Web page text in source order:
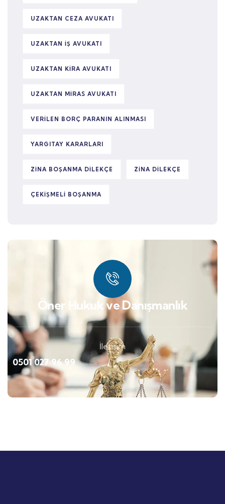
UZAKTAN CEZA AVUKATI
UZAKTAN IŞ AVUKATI
UZAKTAN KIRA AVUKATI
UZAKTAN MIRAS AVUKATI
VERILEN BORÇ PARANIN ALINMASI
YARGITAY KARARLARI
ZINA BOŞANMA DILEKÇE ZINA DILEKÇE
ÇEKIŞMELI BOŞANMA
Öner Hukuk ve Danışmanlık
İletişim
0501 027 96 99